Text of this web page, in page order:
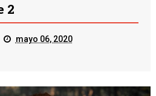
2
mayo 06, 2020